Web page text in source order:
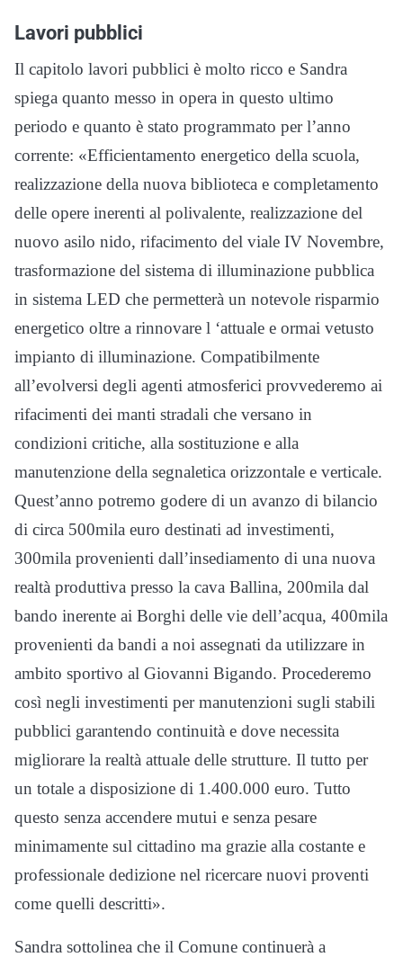
Lavori pubblici
Il capitolo lavori pubblici è molto ricco e Sandra
spiega quanto messo in opera in questo ultimo
periodo e quanto è stato programmato per l’anno
corrente: «Efficientamento energetico della scuola,
realizzazione della nuova biblioteca e completamento
delle opere inerenti al polivalente, realizzazione del
nuovo asilo nido, rifacimento del viale IV Novembre,
trasformazione del sistema di illuminazione pubblica
in sistema LED che permetterà un notevole risparmio
energetico oltre a rinnovare l ‘attuale e ormai vetusto
impianto di illuminazione. Compatibilmente
all’evolversi degli agenti atmosferici provvederemo ai
rifacimenti dei manti stradali che versano in
condizioni critiche, alla sostituzione e alla
manutenzione della segnaletica orizzontale e verticale.
Quest’anno potremo godere di un avanzo di bilancio
di circa 500mila euro destinati ad investimenti,
300mila provenienti dall’insediamento di una nuova
realtà produttiva presso la cava Ballina, 200mila dal
bando inerente ai Borghi delle vie dell’acqua, 400mila
provenienti da bandi a noi assegnati da utilizzare in
ambito sportivo al Giovanni Bigando. Procederemo
così negli investimenti per manutenzioni sugli stabili
pubblici garantendo continuità e dove necessita
migliorare la realtà attuale delle strutture. Il tutto per
un totale a disposizione di 1.400.000 euro. Tutto
questo senza accendere mutui e senza pesare
minimamente sul cittadino ma grazie alla costante e
professionale dedizione nel ricercare nuovi proventi
come quelli descritti».
Sandra sottolinea che il Comune continuerà a